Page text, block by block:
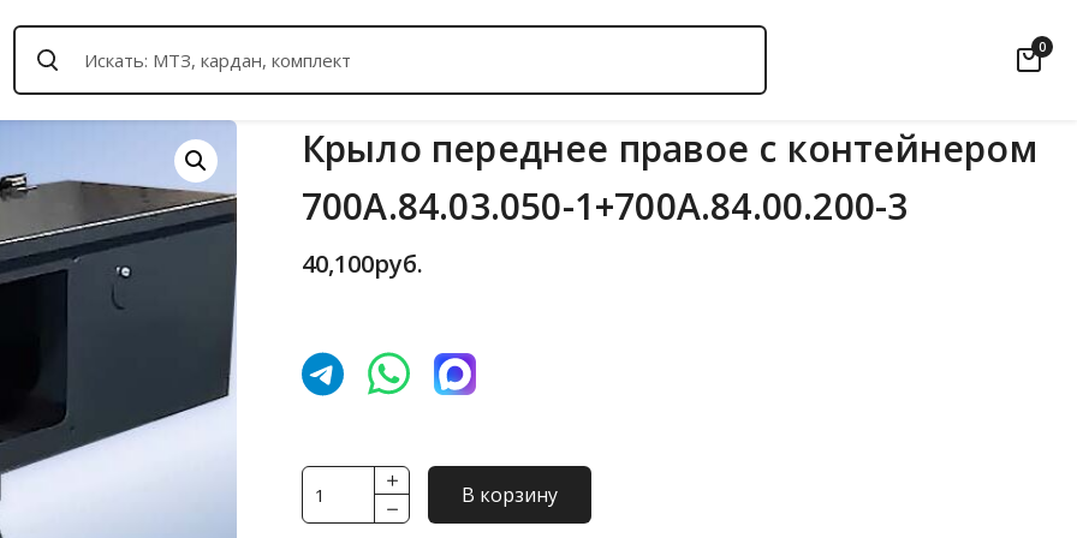
0
Крыло переднее правое с контейнером
700А.84.03.050-1+700А.84.00.200-3
40,100руб.
Количество
товара
В корзину